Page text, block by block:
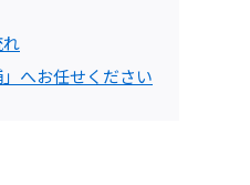
へお任せください